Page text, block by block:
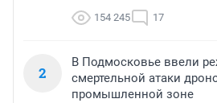
154 245 17
2
В Подмосковье ввели
смертельной атаки
промышленной зоне